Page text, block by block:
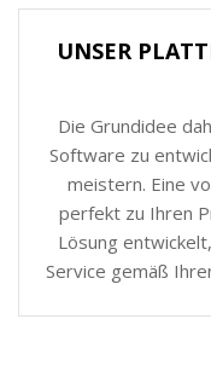
UNSER
Die Grundidee
Software zu
meistern. Eine
perfekt zu Ihren
Lösung
Service gemäß